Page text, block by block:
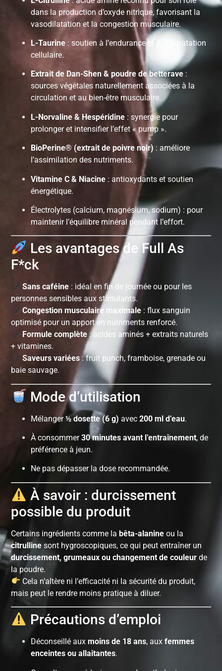
dans la production d’oxyde nitrique, favorisant la
vasodilatation et la congestion musculaire.
L-Taurine : soutien à l’endurance et à l’hydratation
cellulaire.
Extrait de Dan-Shen & poudre de betterave :
sources végétales naturellement associées à la
circulation et au bien-être musculaire.
L-Norvaline & Hespéridine : synergie pour
prolonger et intensifier l’effet « pump ».
BioPerine® (extrait de poivre noir) : améliore
l’assimilation des nutriments.
Vitamine C & Niacine : antioxydants et soutien
énergétique.
Électrolytes (calcium, magnésium, sodium) : pour
maintenir l’équilibre minéral pendant l’effort.
Les avantages de Full As
F*ck
Sans caféine: idéal en fin de journée ou pour les
personnes sensibles aux stimulants.
Congestion musculaire maximale: flux sanguin
optimisé pour un apport en nutriments renforcé.
Formule complète: acides aminés + extraits naturels
+ vitamines.
Saveurs variées: fruit punch, framboise, grenade ou
baie sauvage.
Mode d’utilisation
Mélanger½ dosette (6 g) avec200 ml d’eau.
À consommer30 minutes avant l’entraînement, de
préférence à jeun.
Ne pas dépasser la dose recommandée.
À savoir : durcissement
possible du produit
Certains ingrédients comme labêta-alanine ou la
citrulline sont hygroscopiques, ce qui peut entraîner un
durcissement, grumeaux ou changement de couleur de
la poudre.
Cela n’altère ni l’efficacité ni la sécurité du produit,
mais peut le rendre moins pratique à diluer.
Précautions d’emploi
Déconseillé auxmoins de 18 ans, auxfemmes
enceintes ou allaitantes.